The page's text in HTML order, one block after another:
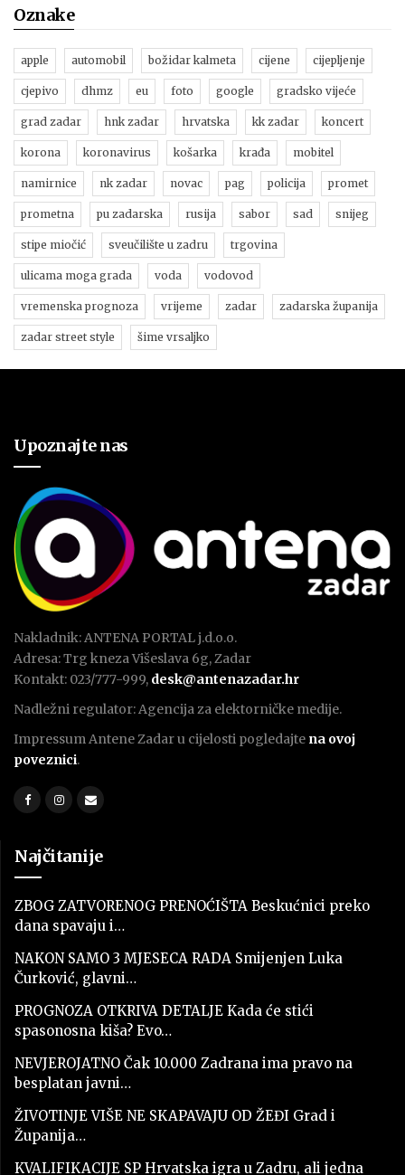
Oznake
apple automobil božidar kalmeta cijene cijepljenje
cjepivo dhmz eu foto google gradsko vijeće
grad zadar hnk zadar hrvatska kk zadar koncert
korona koronavirus košarka krađa mobitel
namirnice nk zadar novac pag policija promet
prometna pu zadarska rusija sabor sad snijeg
stipe miočić sveučilište u zadru trgovina
ulicama moga grada voda vodovod
vremenska prognoza vrijeme zadar zadarska županija
zadar street style šime vrsaljko
Upoznajte nas
Nakladnik: ANTENA PORTAL j.d.o.o.
Adresa: Trg kneza Višeslava 6g, Zadar
Kontakt: 023/777-999, desk@antenazadar.hr
Nadležni regulator: Agencija za elektorničke medije.
Impressum Antene Zadar u cijelosti pogledajte na ovoj
poveznici.
Najčitanije
ZBOG ZATVORENOG PRENOĆIŠTA Beskućnici preko
dana spavaju i…
NAKON SAMO 3 MJESECA RADA Smijenjen Luka
Čurković, glavni…
PROGNOZA OTKRIVA DETALJE Kada će stići
spasonosna kiša? Evo…
NEVJEROJATNO Čak 10.000 Zadrana ima pravo na
besplatan javni…
ŽIVOTINJE VIŠE NE SKAPAVAJU OD ŽEĐI Grad i
Županija…
KVALIFIKACIJE SP Hrvatska igra u Zadru, ali jedna